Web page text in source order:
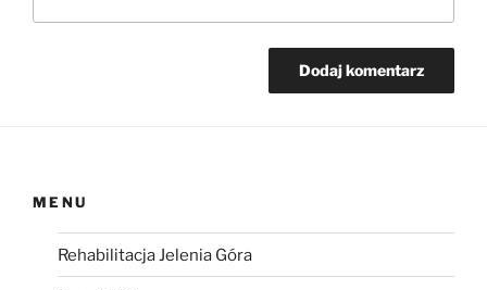
MENU
Rehabilitacja Jelenia Góra